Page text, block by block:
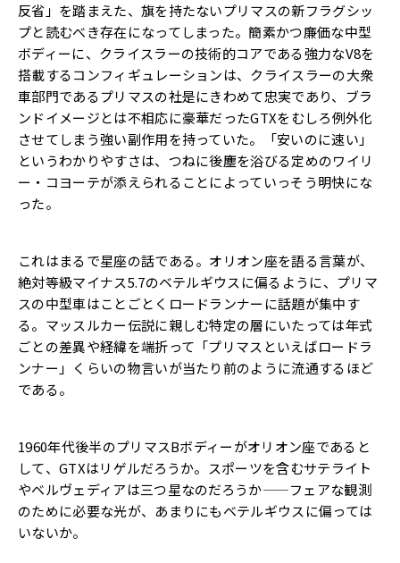
反省」 を踏まえた、 旗を持たないプリマスの新フラグシッ
プと読むべき存在になってしまった。簡素かつ廉価な中型
ボディーに、 クライスラーの技術的コアである強力なV8を
搭載するコンフィギュレーションは、 クライスラーの大衆
車部門であるプリマスの社是にきわめて忠実であり、
ブラ
ンドイメージとは不相応に豪華だったGTXをむしろ例外化
させてしまう強い副作用を持っていた。「安いのに速い」
というわかりやすさは、つねに後塵を浴びる定めのワイリ
ー・ コヨーテが添えられることによっていっそう明快にな
った。
これはまるで星座の話である。オリオン座を語る言葉が、
絶対等級マイナス5.7のベテルギウスに偏るように、 プリマ
スの中型車はことごとくロードランナーに話題が集中す
る。 マッスルカー伝説に親しむ特定の層にいたっては年式
ごとの差異や経緯を端折って「プリマスといえばロードラ
ンナー」 くらいの物言いが当たり前のように流通するほど
である。
1960年代後半のプリマスBボディーがオリオン座であると
して、GTXはリゲルだろうか。 スポーツを含むサテライト
やベルヴェディアは三つ星なのだろうか——フェアな観測
のために必要な光が、 あまりにもベテルギウスに偏っては
いないか。